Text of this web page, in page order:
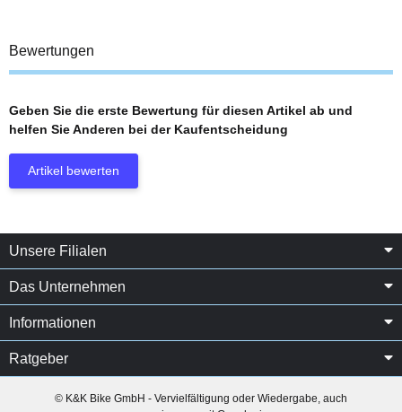
Bewertungen
Geben Sie die erste Bewertung für diesen Artikel ab und
helfen Sie Anderen bei der Kaufentscheidung
Artikel bewerten
Unsere Filialen
Das Unternehmen
Informationen
Ratgeber
© K&K Bike GmbH - Vervielfältigung oder Wiedergabe, auch